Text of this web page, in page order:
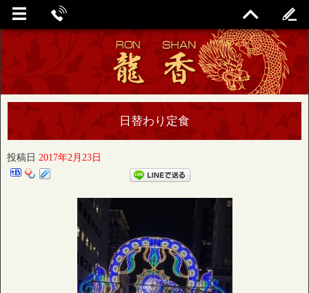
日替わり定食
投稿日 2017年2月23日